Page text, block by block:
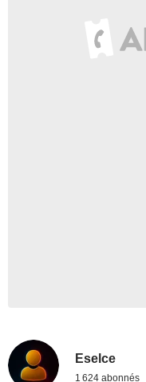
Eselce
1 624 abonnés